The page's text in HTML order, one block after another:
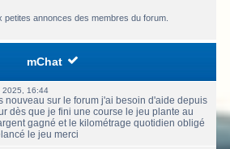
annonces des membres du forum.
mChat
2025, 16:44
nouveau sur le forum j'ai besoin d'aide depuis
dès que je fini une course le jeu plante au
gagné et le kilométrage quotidien obligé
le jeu merci